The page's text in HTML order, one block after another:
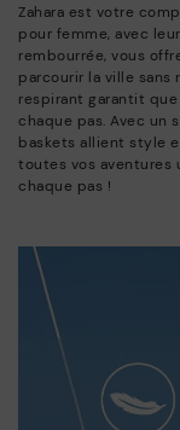
Zahara est votre
pour femme, avec
rembourrée, vous
parcourir la ville sans
respirant garantit
chaque pas. Avec un
baskets allient style
toutes vos aventures
chaque pas !